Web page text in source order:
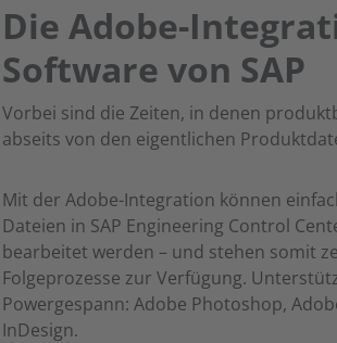
Die Adobe-
Software von SAP
Vorbei sind die Zeiten, in denen
abseits von den eigentlichen
Mit der Adobe-Integration können
Dateien in SAP Engineering Control
bearbeitet werden – und stehen somit
Folgeprozesse zur Verfügung.
Powergespann: Adobe Photoshop,
InDesign.